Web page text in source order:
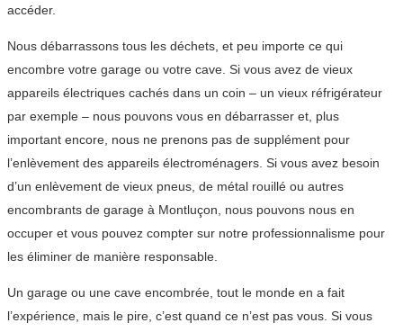
accéder.
Nous débarrassons tous les déchets, et peu importe ce qui
encombre votre garage ou votre cave. Si vous avez de vieux
appareils électriques cachés dans un coin – un vieux réfrigérateur
par exemple – nous pouvons vous en débarrasser et, plus
important encore, nous ne prenons pas de supplément pour
l’enlèvement des appareils électroménagers. Si vous avez besoin
d’un enlèvement de vieux pneus, de métal rouillé ou autres
encombrants de garage à Montluçon, nous pouvons nous en
occuper et vous pouvez compter sur notre professionnalisme pour
les éliminer de manière responsable.
Un garage ou une cave encombrée, tout le monde en a fait
l’expérience, mais le pire, c’est quand ce n’est pas vous. Si vous